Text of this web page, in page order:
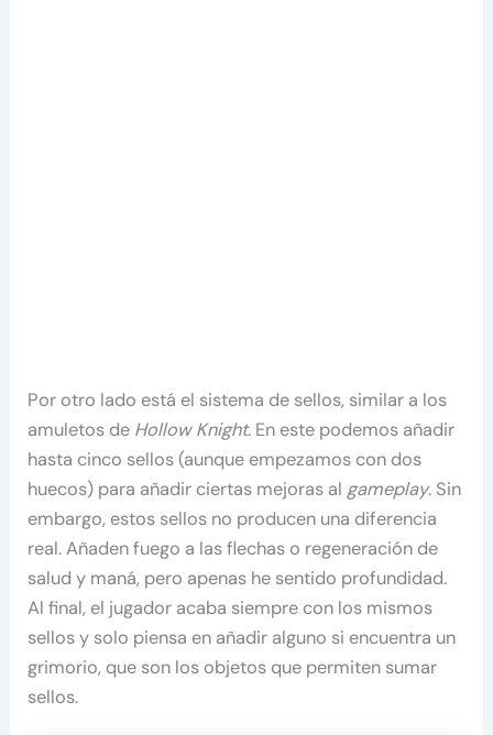
Por otro lado está el sistema de sellos, similar a los
amuletos de Hollow Knight. En este podemos añadir
hasta cinco sellos (aunque empezamos con dos
huecos) para añadir ciertas mejoras al gameplay. Sin
embargo, estos sellos no producen una diferencia
real. Añaden fuego a las flechas o regeneración de
salud y maná, pero apenas he sentido profundidad.
Al final, el jugador acaba siempre con los mismos
sellos y solo piensa en añadir alguno si encuentra un
grimorio, que son los objetos que permiten sumar
sellos.